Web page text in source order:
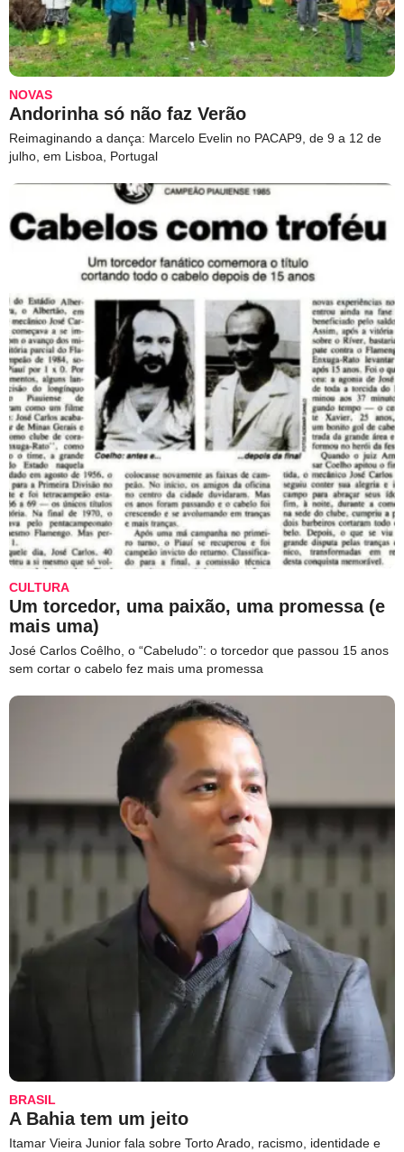
NOVAS
Andorinha só não faz Verão
Reimaginando a dança: Marcelo Evelin no PACAP9, de 9 a 12 de
julho, em Lisboa, Portugal
CULTURA
Um torcedor, uma paixão, uma promessa (e
mais uma)
José Carlos Coêlho, o “Cabeludo”: o torcedor que passou 15 anos
sem cortar o cabelo fez mais uma promessa
BRASIL
A Bahia tem um jeito
Itamar Vieira Junior fala sobre Torto Arado, racismo, identidade e